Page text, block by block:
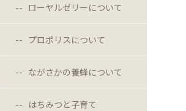
ローヤルゼリーについて
プロポリスについて
ながさかの養蜂について
はちみつと子育て